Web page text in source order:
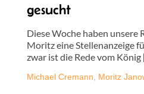
gesucht
Diese Woche haben unsere
Moritz eine Stellenanzeige
zwar ist die Rede vom
Michael Cremann Moritz